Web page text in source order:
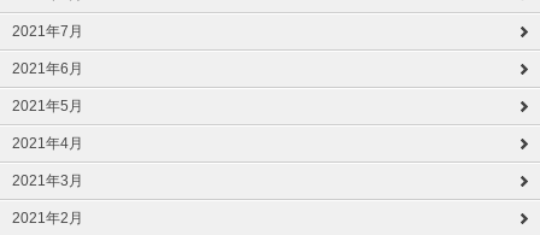
2021年7月
2021年6月
2021年5月
2021年4月
2021年3月
2021年2月